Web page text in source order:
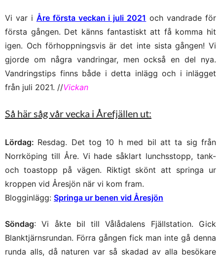
Vi var i Åre första veckan i juli 2021 och vandrade för
första gången. Det känns fantastiskt att få komma hit
igen. Och förhoppningsvis är det inte sista gången! Vi
gjorde om några vandringar, men också en del nya.
Vandringstips finns både i detta inlägg och i inlägget
från juli 2021. //Vickan
Så här såg vår vecka i Årefjällen ut:
Lördag: Resdag. Det tog 10 h med bil att ta sig från
Norrköping till Åre. Vi hade såklart lunchsstopp, tank-
och toastopp på vägen. Riktigt skönt att springa ur
kroppen vid Åresjön när vi kom fram.
Blogginlägg: Springa ur benen vid Åresjön
Söndag: Vi åkte bil till Vålådalens Fjällstation. Gick
Blanktjärnsrundan. Förra gången fick man inte gå denna
runda alls, då naturen var så skadad av alla besökare